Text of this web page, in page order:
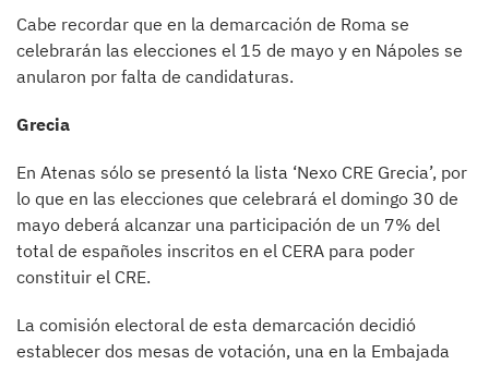
Cabe recordar que en la demarcación de Roma se
celebrarán las elecciones el 15 de mayo y en Nápoles se
anularon por falta de candidaturas.
Grecia
En Atenas sólo se presentó la lista ‘Nexo CRE Grecia’, por
lo que en las elecciones que celebrará el domingo 30 de
mayo deberá alcanzar una participación de un 7% del
total de españoles inscritos en el CERA para poder
constituir el CRE.
La comisión electoral de esta demarcación decidió
establecer dos mesas de votación, una en la Embajada